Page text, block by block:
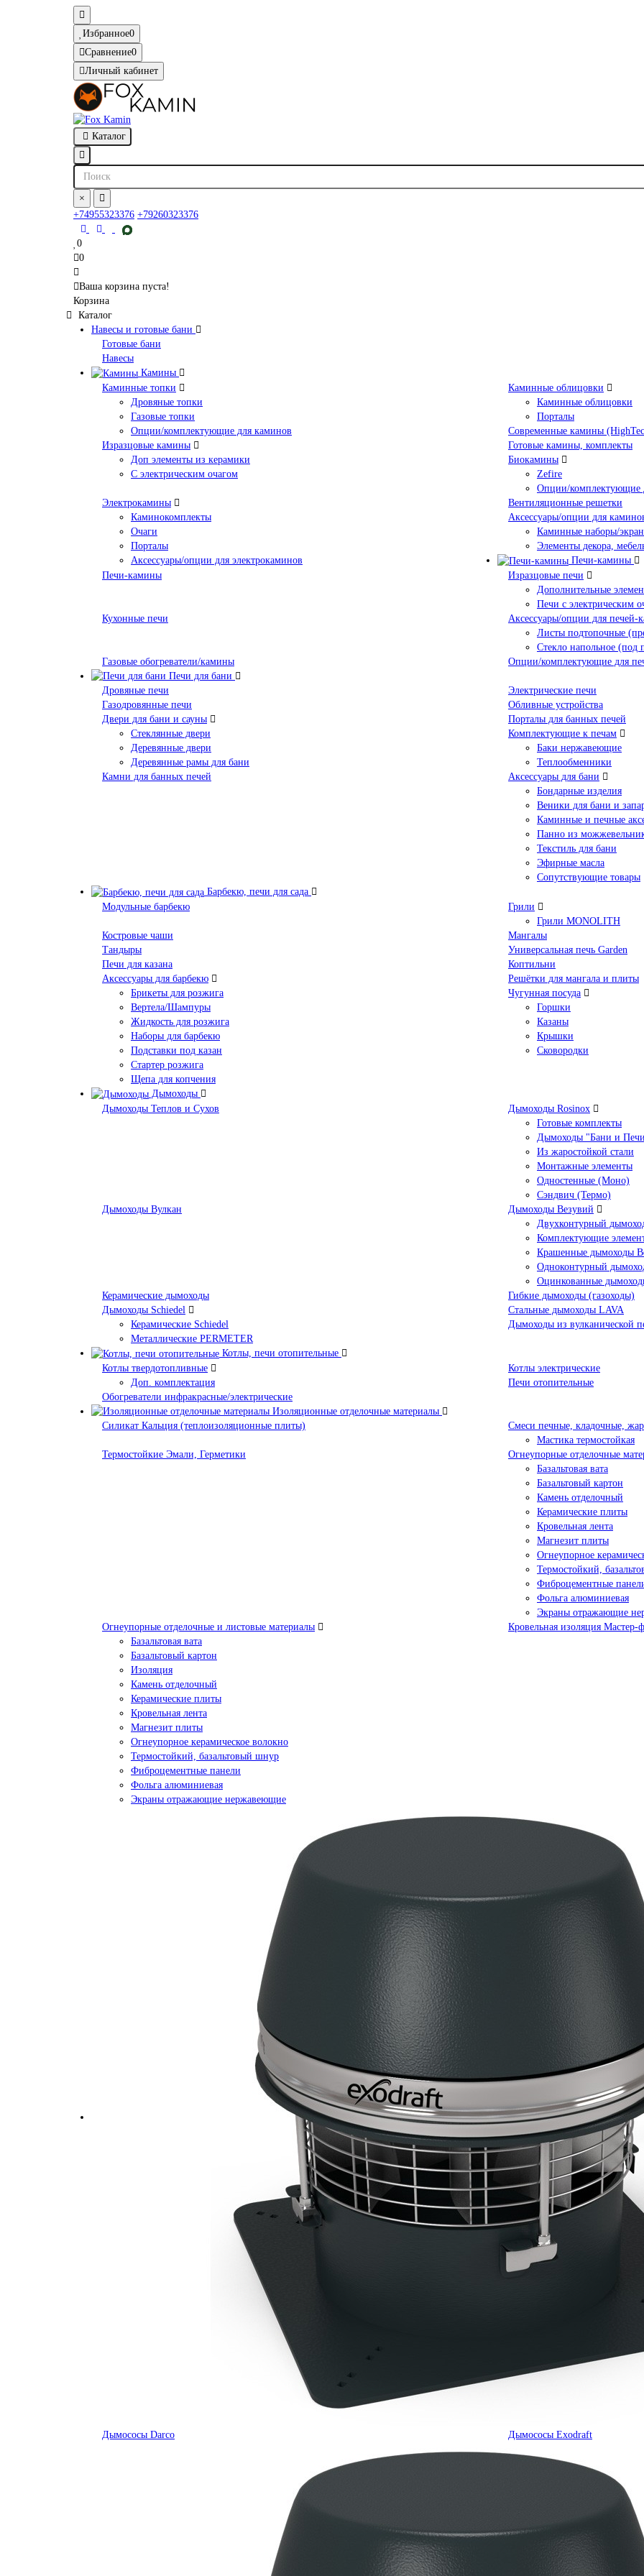
Избранное0
Сравнение0
Личный кабинет
Каталог
×
+74955323376 +79260323376
0
0
Ваша корзина пуста!
Корзина
Каталог
Навесы и готовые бани
Готовые бани
Навесы
Камины
Каминные топки
Дровяные топки
Газовые топки
Опции/комплектующие для каминов
Каминные облицовки
Каминные облицовки
Порталы
Современные камины
Изразцовые камины
Доп элементы из керамики
С электрическим очагом
Готовые камины, комплекты
Биокамины
Zefire
Опции/комплектующие
Электрокамины
Каминокомплекты
Очаги
Порталы
Аксессуары/опции для электрокаминов
Вентиляционные решетки
Аксессуары/опции для
Каминные наборы/
Элементы декора,
Печи-камины
Печи-камины
Изразцовые печи
Дополнительные
Печи с электрическим
Кухонные печи
Аксессуары/опции для печей-
Листы подтопочные
Стекло напольное (под
Газовые обогреватели/камины
Опции/комплектующие для
Печи для бани
Дровяные печи
Электрические печи
Газодровянные печи
Обливные устройства
Двери для бани и сауны
Стеклянные двери
Деревянные двери
Деревянные рамы для бани
Порталы для банных печей
Комплектующие к печам
Баки нержавеющие
Теплообменники
Камни для банных печей
Аксессуары для бани
Бондарные изделия
Веники для бани и
Каминные и печные
Панно из
Текстиль для бани
Эфирные масла
Сопутствующие товары
Барбекю, печи для сада
Модульные барбекю
Грили
Грили MONOLITH
Костровые чаши
Мангалы
Тандыры
Универсальная печь Garden
Печи для казана
Коптильни
Аксессуары для барбекю
Брикеты для розжига
Вертела/Шампуры
Жидкость для розжига
Наборы для барбекю
Подставки под казан
Стартер розжига
Щепа для копчения
Решётки для мангала и плиты
Чугунная посуда
Горшки
Казаны
Крышки
Сковородки
Дымоходы
Дымоходы Теплов и Сухов
Дымоходы Rosinox
Готовые комплекты
Дымоходы "Бани и
Из жаростойкой стали
Монтажные элементы
Одностенные (Моно)
Сэндвич (Термо)
Дымоходы Вулкан
Дымоходы Везувий
Двухконтурный
Комплектующие
Крашенные дымоходы
Одноконтурный
Оцинкованные
Керамические дымоходы
Гибкие дымоходы (газоходы)
Дымоходы Schiedel
Керамические Schiedel
Металлические PERMETER
Стальные дымоходы LAVA
Дымоходы из вулканической
Котлы, печи отопительные
Котлы твердотопливные
Доп. комплектация
Котлы электрические
Печи отопительные
Обогреватели инфракрасные/электрические
Изоляционные отделочные материалы
Силикат Кальция (теплоизоляционные плиты)
Смеси печные, кладочные,
Мастика термостойкая
Термостойкие Эмали, Герметики
Огнеупорные отделочные
Базальтовая вата
Базальтовый картон
Камень отделочный
Керамические плиты
Кровельная лента
Магнезит плиты
Огнеупорное
Термостойкий,
Фиброцементные
Фольга алюминиевая
Экраны отражающие
Огнеупорные отделочные и листовые материалы
Базальтовая вата
Базальтовый картон
Изоляция
Камень отделочный
Керамические плиты
Кровельная лента
Магнезит плиты
Огнеупорное керамическое волокно
Термостойкий, базальтовый шнур
Фиброцементные панели
Фольга алюминиевая
Экраны отражающие нержавеющие
Кровельная изоляция Мастер-
Дымососы Darco Дымососы Exodraft